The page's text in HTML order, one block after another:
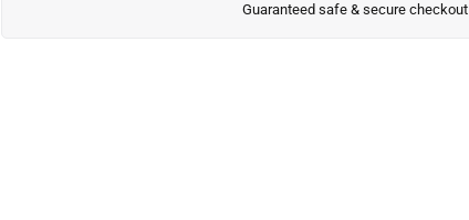
Guaranteed safe & secure checkout